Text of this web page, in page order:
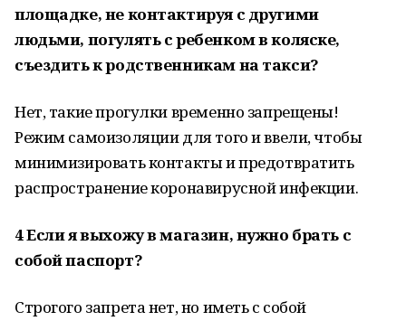
площадке, не контактируя с другими
людьми, погулять с ребенком в коляске,
съездить к родственникам на такси?
Нет, такие прогулки временно запрещены!
Режим самоизоляции для того и ввели, чтобы
минимизировать контакты и предотвратить
распространение коронавирусной инфекции.
4Если я выхожу в магазин, нужно брать с
собой паспорт?
Строгого запрета нет, но иметь с собой